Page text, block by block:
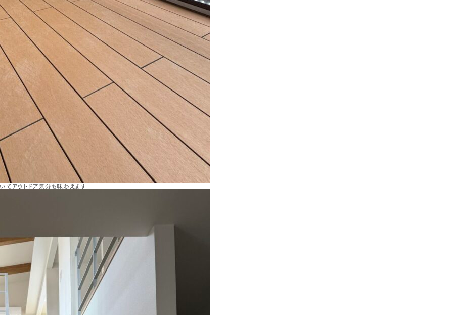
てアウトドア気分も味わえます